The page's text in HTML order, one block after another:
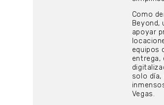
Como
Beyond,
apoyar
equipos
entrega,
solo
Vegas.